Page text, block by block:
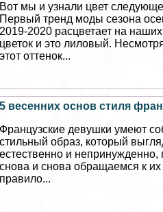
Вот мы и узнали цвет
Первый тренд моды сезона
2019-2020 расцветает на наших
цветок и это лиловый.
этот оттенок...
5 весенних основ стиля
Французские дeвyшки умеют
стильный образ, который
естественно и
снова и снова обращаемся к их
правило...